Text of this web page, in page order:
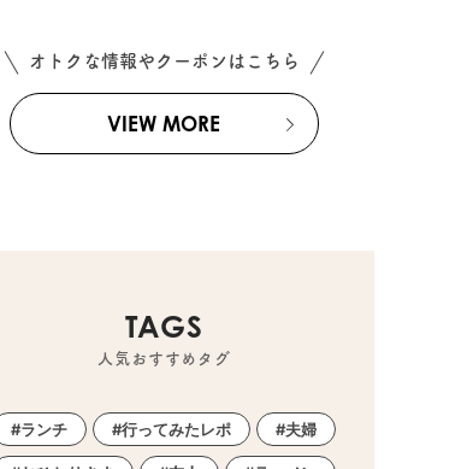
オトクな情報やクーポンはこちら
VIEW MORE
TAGS
人気おすすめタグ
ランチ 行ってみたレポ 夫婦